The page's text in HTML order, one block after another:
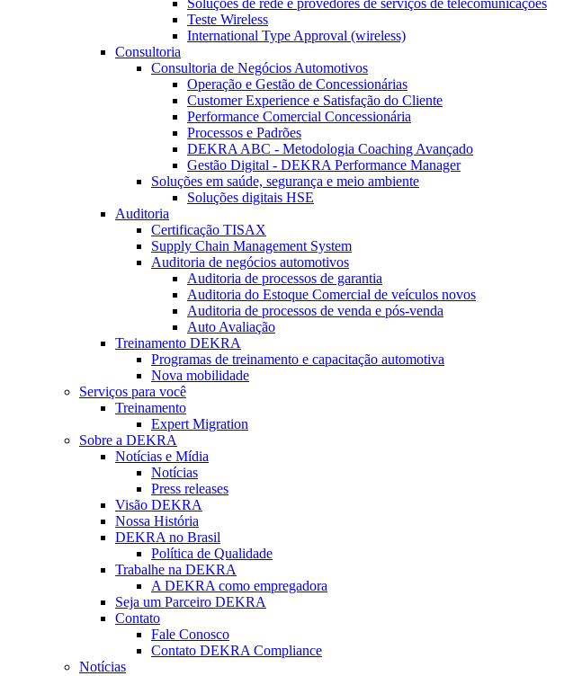
Soluções de rede e provedores de serviços de telecomunicações
Teste Wireless
International Type Approval (wireless)
Consultoria
Consultoria de Negócios Automotivos
Operação e Gestão de Concessionárias
Customer Experience e Satisfação do Cliente
Performance Comercial Concessionária
Processos e Padrões
DEKRA ABC - Metodologia Coaching Avançado
Gestão Digital - DEKRA Performance Manager
Soluções em saúde, segurança e meio ambiente
Soluções digitais HSE
Auditoria
Certificação TISAX
Supply Chain Management System
Auditoria de negócios automotivos
Auditoria de processos de garantia
Auditoria do Estoque Comercial de veículos novos
Auditoria de processos de venda e pós-venda
Auto Avaliação
Treinamento DEKRA
Programas de treinamento e capacitação automotiva
Nova mobilidade
Serviços para você
Treinamento
Expert Migration
Sobre a DEKRA
Notícias e Mídia
Notícias
Press releases
Visão DEKRA
Nossa História
DEKRA no Brasil
Política de Qualidade
Trabalhe na DEKRA
A DEKRA como empregadora
Seja um Parceiro DEKRA
Contato
Fale Conosco
Contato DEKRA Compliance
Notícias